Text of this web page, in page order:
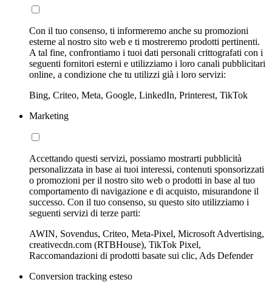
Con il tuo consenso, ti informeremo anche su promozioni
esterne al nostro sito web e ti mostreremo prodotti pertinenti.
A tal fine, confrontiamo i tuoi dati personali crittografati con i
seguenti fornitori esterni e utilizziamo i loro canali pubblicitari
online, a condizione che tu utilizzi già i loro servizi:
Bing, Criteo, Meta, Google, LinkedIn, Printerest, TikTok
Marketing
Accettando questi servizi, possiamo mostrarti pubblicità
personalizzata in base ai tuoi interessi, contenuti sponsorizzati
o promozioni per il nostro sito web o prodotti in base al tuo
comportamento di navigazione e di acquisto, misurandone il
successo. Con il tuo consenso, su questo sito utilizziamo i
seguenti servizi di terze parti:
AWIN, Sovendus, Criteo, Meta-Pixel, Microsoft Advertising,
creativecdn.com (RTBHouse), TikTok Pixel,
Raccomandazioni di prodotti basate sui clic, Ads Defender
Conversion tracking esteso